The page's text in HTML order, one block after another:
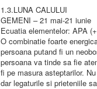
1.3.LUNA CALULUI
GEMENI – 21 mai-21 iunie
Ecuatia elementelor: APA
O combinatie foarte
persoana putand fi un
persoana va tinde sa fie
fi pe masura asteptarilor.
dar legaturile si prieteniile